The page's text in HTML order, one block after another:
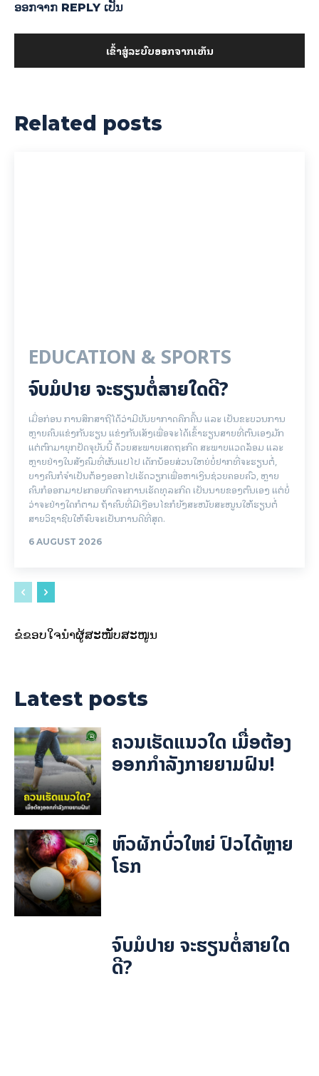
ອອກ​ຈາກ REPLY ເປັນ
ເຂົ້າ​ສູ່​ລະ​ບົບ​ອອກ​ຈາກ​ເຫັນ
Related posts
EDUCATION & SPORTS
ຈົບມໍປາຍ ຈະຮຽນຕໍ່ສາຍໃດດີ?
ເມື່ອກ່ອນ ການສຶກສາຖືໄດ້ວ່າມີບັນຍາກາດຄຶກຄື້ນ ແລະ ເປັນຂະບວນການ
ຫຼາຍຄົນແຂ່ງກັນຮຽນ ແຂ່ງກັນເສັງເພື່ອຈະໄດ້ເຂົ້າຮຽນສາຍທີ່ຕົນເອງມັກ
ແຕ່ຕົກມາຍຸກປັດຈຸບັນນີ້ ດ້ວຍສະພາບເສດຖະກິດ ສະພາບແວດລ້ອມ ແລະ
ຫຼາຍຢ່າງໃນສັງຄົມທີ່ຜັນແປໄປ ເດັກນ້ອຍສ່ວນໃຫຍ່ບໍ່ຢາກທີ່ຈະຮຽນຕໍ່,
ບາງຄົນກໍຈຳເປັນຕ້ອງອອກໄປເຮັດວຽກເພື່ອຫາເງິນຊ່ວຍຄອບຄົວ, ຫຼາຍ
ຄົນກໍອອກມາປະກອບກິດຈະການເຮັດທຸລະກິດ ເປັນນາຍຂອງຕົນເອງ ແຕ່ບໍ່
ວ່າຈະຢ່າງໃດກໍຕາມ ຖ້າຄົນທີ່ມີເງືອນໄຂກໍຍັງສະໜັບສະໜູນໃຫ້ຮຽນຕໍ່
ສາຍວິຊາຊີບໃຫ້ຈົບຈະເປັນການດີທີ່ສຸດ.
6 AUGUST 2026
ຂໍຂອບໃຈນຳຜູ້ສະໜັບສະໜູນ
Latest posts
ຄວນເຮັດແນວໃດ ເມື່ອຕ້ອງ
ອອກກຳລັງກາຍຍາມຝົນ!
ຫົວຜັກບົ່ວໃຫຍ່ ປົວໄດ້ຫຼາຍ
ໂຣກ
ຈົບມໍປາຍ ຈະຮຽນຕໍ່ສາຍໃດ
ດີ?